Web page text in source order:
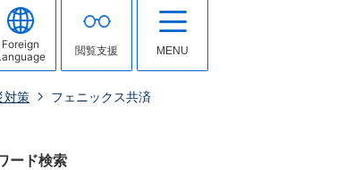
Foreign
閲覧支援 MENU
対策 フェニックス共済
ード検索